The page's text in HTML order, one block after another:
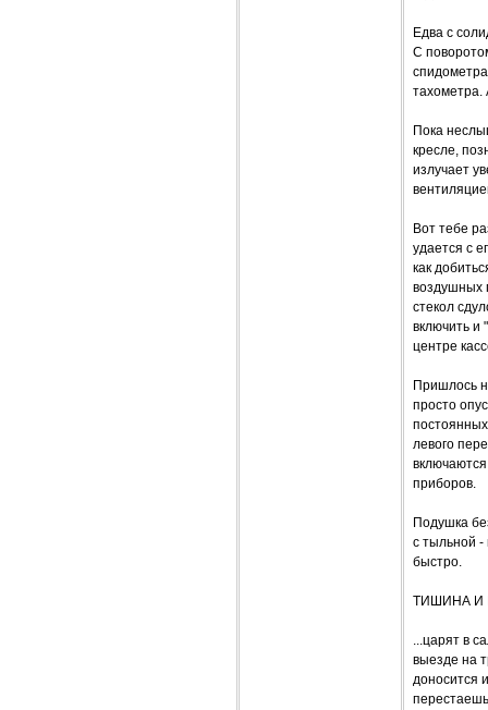
Едва с
С
тахометра.
Пока
кресле,
излучает
Вот тебе
удается с
как
воздушных
стекол
включить и
центре
Пришлось
просто
левого
приборов.
Подушка
с тыльной
быстро.
ТИШИНА И
...царят в
выезде на
доносится